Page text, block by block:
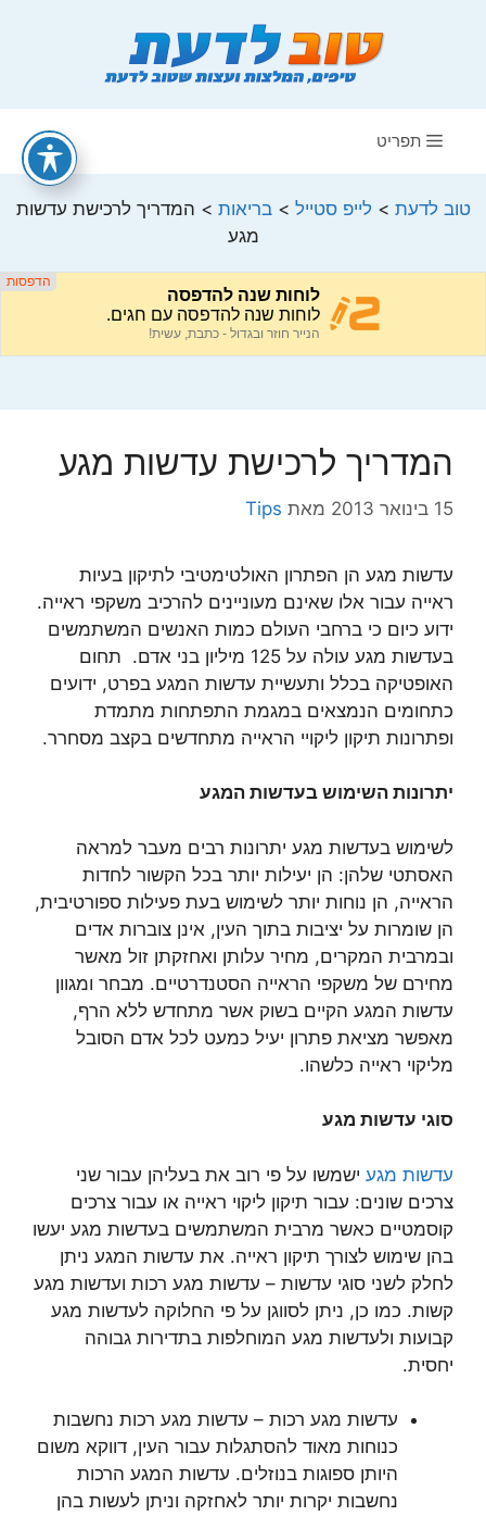
תפריט
טוב לדעת >לייפ סטייל >בריאות > המדריך לרכישת עדשות
מגע
המדריך לרכישת עדשות מגע
15 בינואר 2013 מאת Tips
עדשות מגע הן הפתרון האולטימטיבי לתיקון בעיות
ראייה עבור אלו שאינם מעוניינים להרכיב משקפי ראייה.
ידוע כיום כי ברחבי העולם כמות האנשים המשתמשים
בעדשות מגע עולה על 125 מיליון בני אדם. תחום
האופטיקה בכלל ותעשיית עדשות המגע בפרט, ידועים
כתחומים הנמצאים במגמת התפתחות מתמדת
ופתרונות תיקון ליקויי הראייה מתחדשים בקצב מסחרר.
יתרונות השימוש בעדשות המגע
לשימוש בעדשות מגע יתרונות רבים מעבר למראה
האסתטי שלהן: הן יעילות יותר בכל הקשור לחדות
הראייה, הן נוחות יותר לשימוש בעת פעילות ספורטיבית,
הן שומרות על יציבות בתוך העין, אינן צוברות אדים
ובמרבית המקרים, מחיר עלותן ואחזקתן זול מאשר
מחירם של משקפי הראייה הסטנדרטיים. מבחר ומגוון
עדשות המגע הקיים בשוק אשר מתחדש ללא הרף,
מאפשר מציאת פתרון יעיל כמעט לכל אדם הסובל
מליקוי ראייה כלשהו.
סוגי עדשות מגע
עדשות מגע ישמשו על פי רוב את בעליהן עבור שני
צרכים שונים: עבור תיקון ליקוי ראייה או עבור צרכים
קוסמטיים כאשר מרבית המשתמשים בעדשות מגע יעשו
בהן שימוש לצורך תיקון ראייה. את עדשות המגע ניתן
לחלק לשני סוגי עדשות – עדשות מגע רכות ועדשות מגע
קשות. כמו כן, ניתן לסווגן על פי החלוקה לעדשות מגע
קבועות ולעדשות מגע המוחלפות בתדירות גבוהה
יחסית.
עדשות מגע רכות – עדשות מגע רכות נחשבות
כנוחות מאוד להסתגלות עבור העין, דווקא משום
היותן ספוגות בנוזלים. עדשות המגע הרכות
נחשבות יקרות יותר לאחזקה וניתן לעשות בהן